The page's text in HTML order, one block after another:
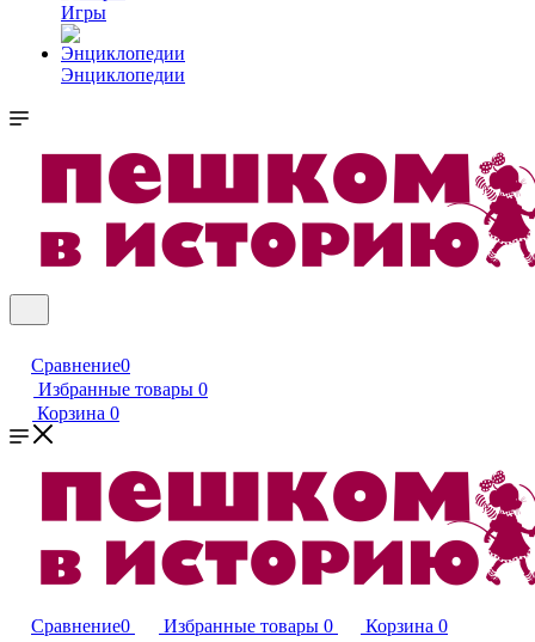
Игры
Энциклопедии
Сравнение0
Избранные товары 0
Корзина 0
Сравнение0 Избранные товары 0 Корзина 0